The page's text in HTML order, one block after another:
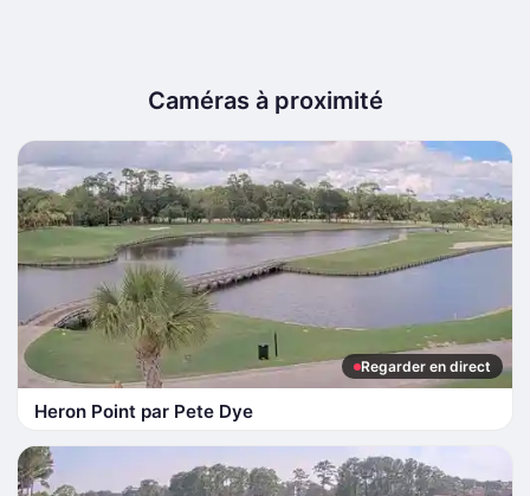
Caméras à proximité
Regarder en direct
Heron Point par Pete Dye